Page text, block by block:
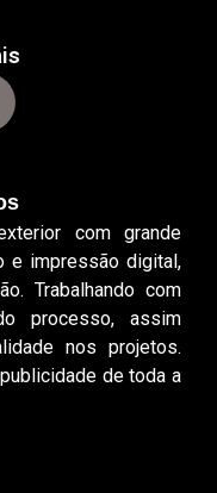
com grande
e impressão digital,
Trabalhando com
processo, assim
nos projetos.
de toda a